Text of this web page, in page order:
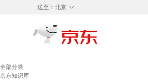
◇
送至： 北京
全部分类
京东知识库